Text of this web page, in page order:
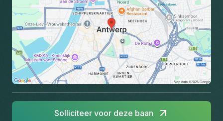
Solliciteer voor deze baan